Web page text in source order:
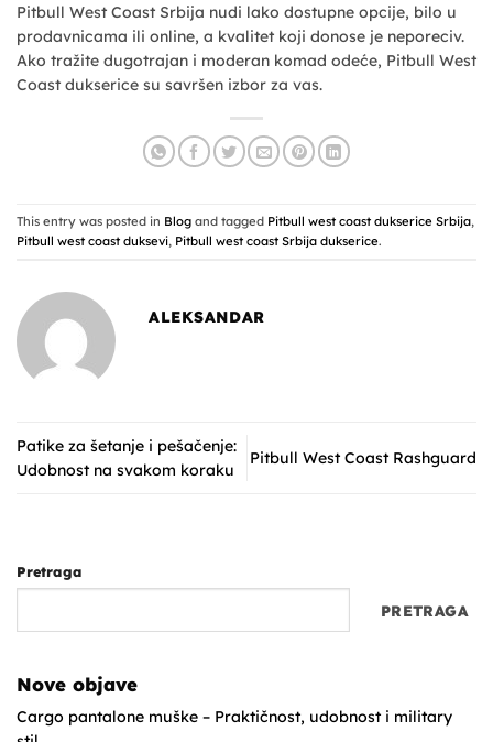
Pitbull West Coast Srbija nudi lako dostupne opcije, bilo u
prodavnicama ili online, a kvalitet koji donose je neporeciv.
Ako tražite dugotrajan i moderan komad odeće, Pitbull West
Coast dukserice su savršen izbor za vas.
This entry was posted in Blog and tagged Pitbull west coast dukserice Srbija,
Pitbull west coast duksevi, Pitbull west coast Srbija dukserice.
ALEKSANDAR
Patike za šetanje i pešačenje:
Udobnost na svakom koraku
Pitbull West Coast Rashguard
Pretraga
PRETRAGA
Nove objave
Cargo pantalone muške – Praktičnost, udobnost i military